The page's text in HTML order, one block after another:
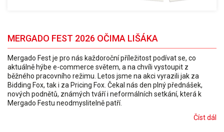
MERGADO FEST 2026 OČIMA LIŠÁKA
Mergado Fest je pro nás každoroční příležitost podívat se, co
aktuálně hýbe e-commerce světem, a na chvíli vystoupit z
běžného pracovního režimu. Letos jsme na akci vyrazili jak za
Bidding Fox, tak i za Pricing Fox. Čekal nás den plný přednášek,
nových podnětů, známých tváří i neformálních setkání, která k
Mergado Festu neodmyslitelně patří.
Číst dál